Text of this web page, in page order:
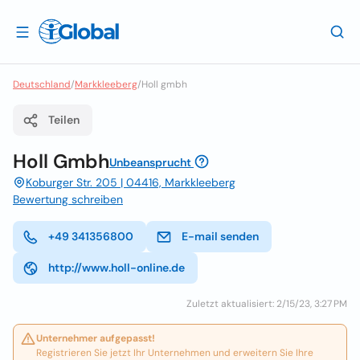
Deutschland/Markkleeberg/Holl gmbh
Teilen
Holl GmbhUnbeansprucht
Koburger Str. 205 | 04416, Markkleeberg
Bewertung schreiben
+49 341356800 E-mail senden
http://www.holl-online.de
Zuletzt aktualisiert: 2/15/23, 3:27 PM
Unternehmer aufgepasst!
Registrieren Sie jetzt Ihr Unternehmen und erweitern Sie Ihre